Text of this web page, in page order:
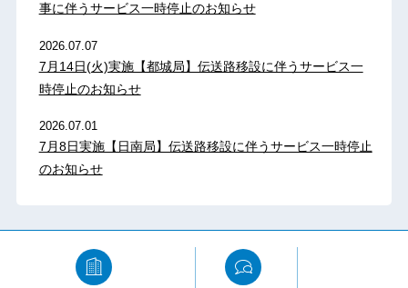
事に伴うサービス一時停止のお知らせ
2026.07.07
7月14日(火)実施【都城局】伝送路移設に伴うサービス一
時停止のお知らせ
2026.07.01
7月8日実施【日南局】伝送路移設に伴うサービス一時停止
のお知らせ